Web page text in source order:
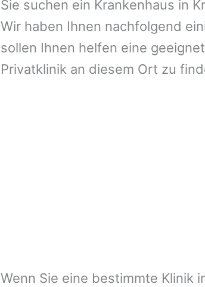
Sie suchen ein Krankenhaus in
Wir haben Ihnen nachfolgend
sollen Ihnen helfen eine
Privatklinik an diesem Ort zu
Wenn Sie eine bestimmte Klinik